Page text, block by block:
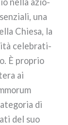
una
Chiesa, la
cele­bra­ti­
È pro­prio
ai
di
del suo